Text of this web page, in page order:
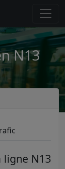
N13
ligne N13